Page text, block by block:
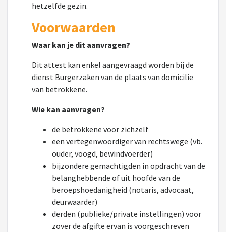
hetzelfde gezin.
Voorwaarden
Waar kan je dit aanvragen?
Dit attest kan enkel aangevraagd worden bij de
dienst Burgerzaken van de plaats van domicilie
van betrokkene.
Wie kan aanvragen?
de betrokkene voor zichzelf
een vertegenwoordiger van rechtswege (vb.
ouder, voogd, bewindvoerder)
bijzondere gemachtigden in opdracht van de
belanghebbende of uit hoofde van de
beroepshoedanigheid (notaris, advocaat,
deurwaarder)
derden (publieke/private instellingen) voor
zover de afgifte ervan is voorgeschreven